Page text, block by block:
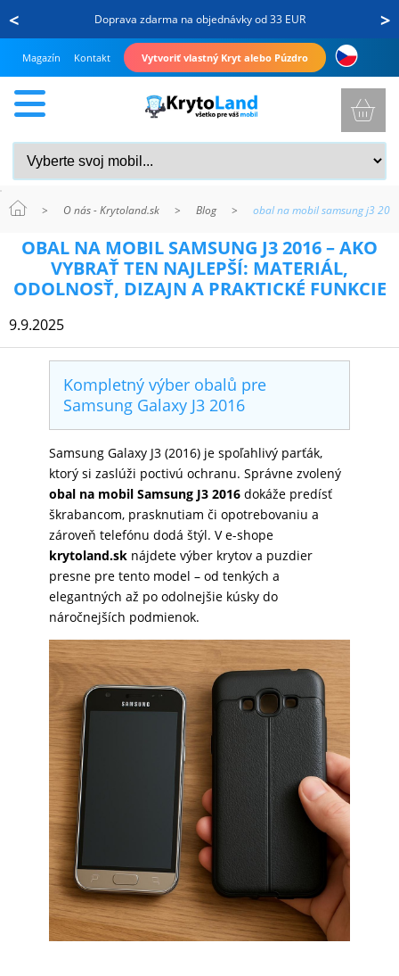
< >
Doprava zdarma na objednávky od 33 EUR
Magazín Kontakt Vytvoriť vlastný Kryt alebo Púzdro
PUZDRÁ
MOBIL
PRODUKTY
PRÍSLUŠENSTVO
MOBILY
PRÍSLUŠENSTVO
OBAL NA MOBIL SAMSUNG J3 2016 – AKO
VYBRAŤ TEN NAJLEPŠÍ: MATERIÁL,
ODOLNOSŤ, DIZAJN A PRAKTICKÉ FUNKCIE
9.9.2025
Kompletný výber obalů pre
Samsung Galaxy J3 2016
Samsung Galaxy J3 (2016) je spoľahlivý parťák,
ktorý si zaslúži poctivú ochranu. Správne zvolený
obal na mobil Samsung J3 2016dokáže predísť
škrabancom, prasknutiam či opotrebovaniu a
zároveň telefónu dodá štýl. V e-shope
krytoland.sknájdete výber krytov a puzdier
presne pre tento model – od tenkých a
elegantných až po odolnejšie kúsky do
náročnejších podmienok.
> O nás - Krytoland.sk > Blog > obal na mobil samsung j3